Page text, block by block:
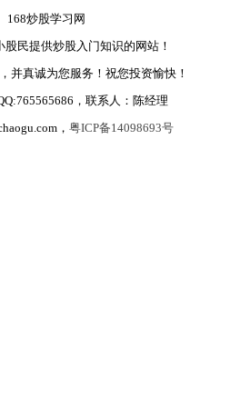
168炒股学习网
股民提供炒股入门知识的网站！
并真诚为您服务！祝您投资愉快！
，联系人：陈经理
， 粤ICP备14098693号